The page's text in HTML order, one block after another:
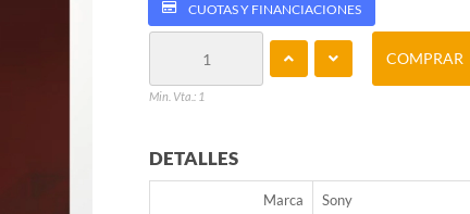
CUOTAS Y FINANCIACIONES
Min. Vta.: 1
COMPRAR
DETALLES
Marca Sony